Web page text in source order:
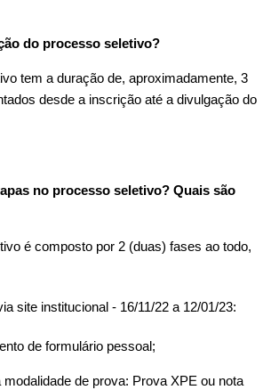
do processo seletivo?
tem a duração de, aproximadamente, 3
desde a inscrição até a divulgação do
no processo seletivo? Quais são
é composto por 2 (duas) fases ao todo,
site institucional - 16/11/22 a 12/01/23:
de formulário pessoal;
modalidade de prova: Prova XPE ou nota